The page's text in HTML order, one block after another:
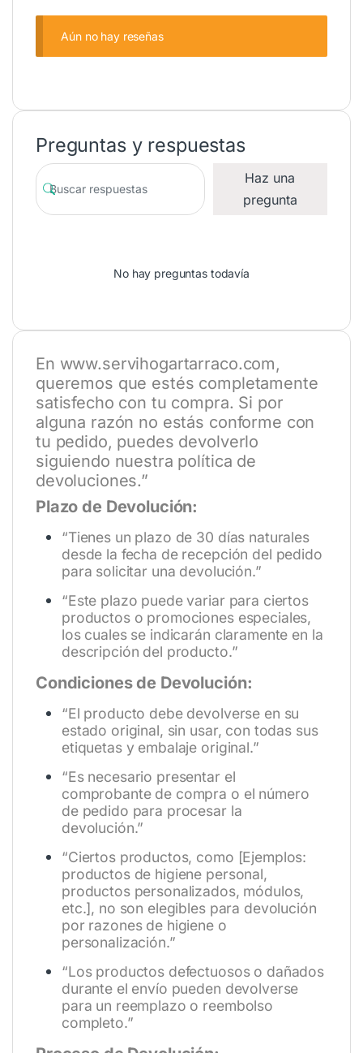
Aún no hay reseñas
Preguntas y respuestas
Haz una
pregunta
No hay preguntas todavía
En www.servihogartarraco.com,
queremos que estés completamente
satisfecho con tu compra. Si por
alguna razón no estás conforme con
tu pedido, puedes devolverlo
siguiendo nuestra política de
devoluciones.”
Plazo de Devolución:
“Tienes un plazo de 30 días naturales
desde la fecha de recepción del pedido
para solicitar una devolución.”
“Este plazo puede variar para ciertos
productos o promociones especiales,
los cuales se indicarán claramente en la
descripción del producto.”
Condiciones de Devolución:
“El producto debe devolverse en su
estado original, sin usar, con todas sus
etiquetas y embalaje original.”
“Es necesario presentar el
comprobante de compra o el número
de pedido para procesar la
devolución.”
“Ciertos productos, como [Ejemplos:
productos de higiene personal,
productos personalizados, módulos,
etc.], no son elegibles para devolución
por razones de higiene o
personalización.”
“Los productos defectuosos o dañados
durante el envío pueden devolverse
para un reemplazo o reembolso
completo.”